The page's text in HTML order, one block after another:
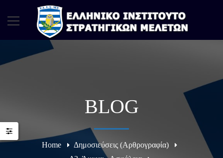
BLOG
Home
Δημοσιεύσεις (Αρθρογραφία)